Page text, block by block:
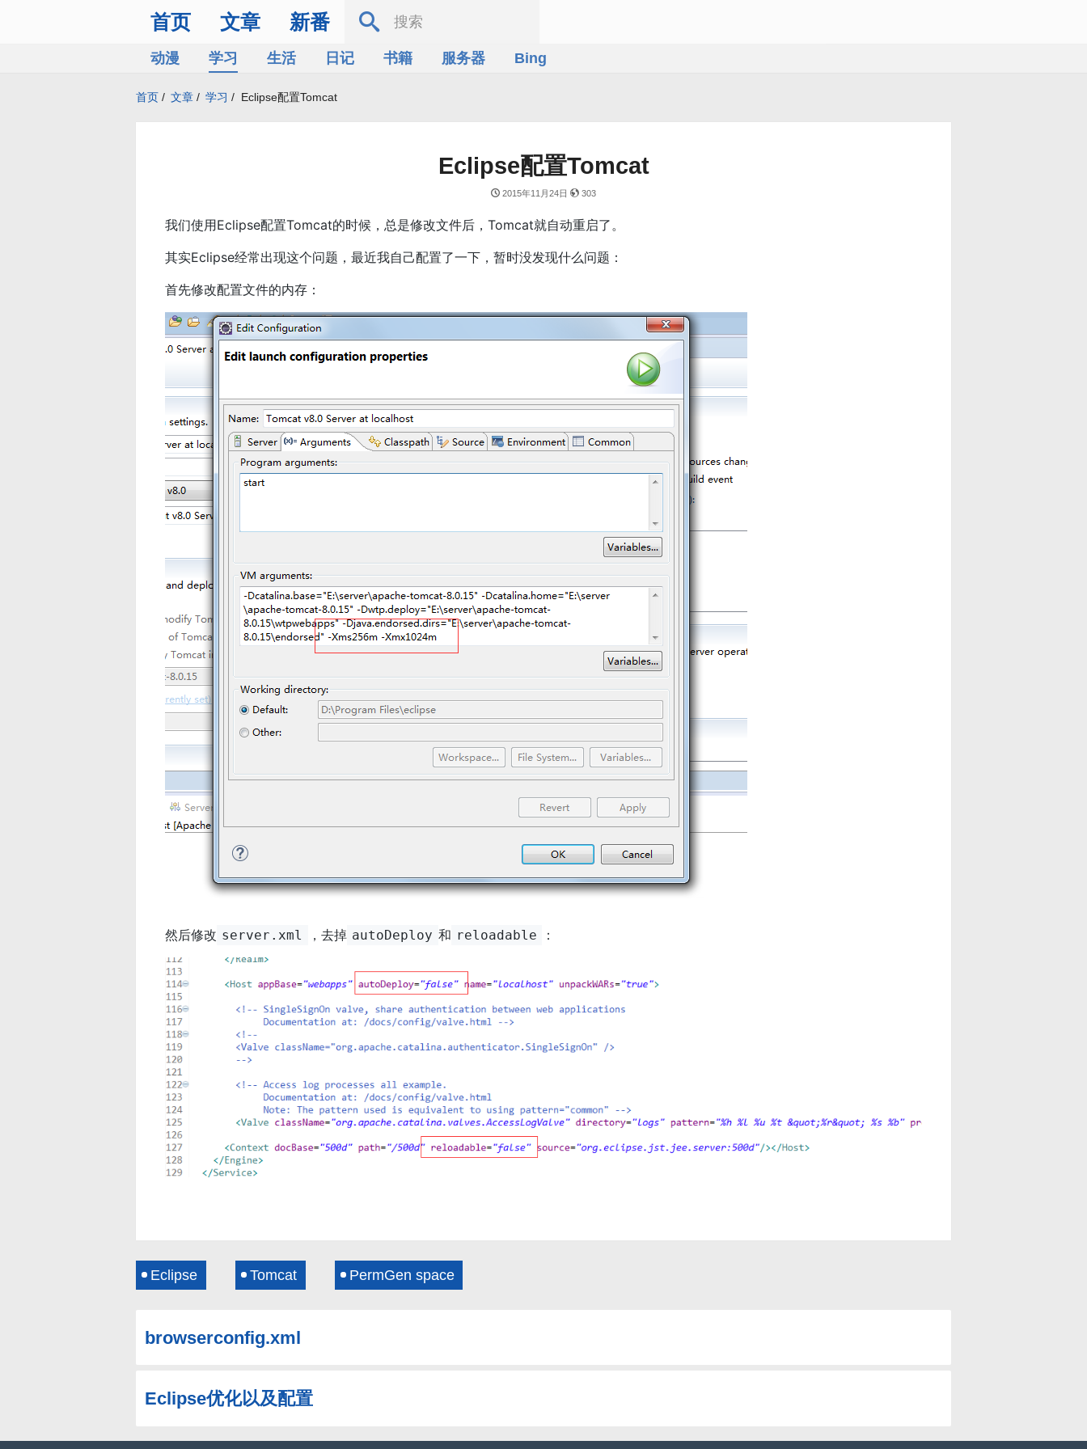
首页 文章 新番
动漫 学习 生活 日记 书籍 服务器 Bing
首页 / 文章 / 学习 / Eclipse配置Tomcat
Eclipse配置Tomcat
2015年11月24日 303
我们使用Eclipse配置Tomcat的时候，总是修改文件后，Tomcat就自动重启了。
其实Eclipse经常出现这个问题，最近我自己配置了一下，暂时没发现什么问题：
首先修改配置文件的内存：
然后修改 server.xml ，去掉 autoDeploy 和 reloadable ：
Eclipse Tomcat PermGen space
browserconfig.xml
Eclipse优化以及配置